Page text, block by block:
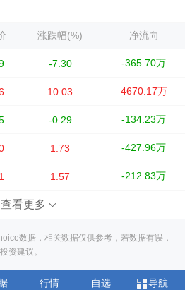
涨跌幅(%) 净流向
-7.30 -365.70万
10.03 4670.17万
-0.29 -134.23万
1.73 -427.96万
1.57 -212.83万
查看更多
数据，相关数据仅供参考，若数据有误，
资建议。
行情 自选 导航